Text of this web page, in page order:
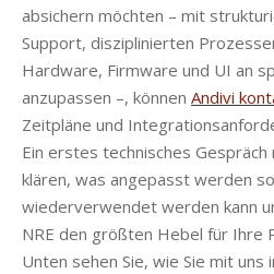
absichern möchten – mit
Support, disziplinierten
Hardware, Firmware und UI an
anzupassen –, können Andivi
Zeitpläne und
Ein erstes technisches
klären, was angepasst werden
wiederverwendet werden kann
NRE den größten Hebel für Ihre
Unten sehen Sie, wie Sie mit